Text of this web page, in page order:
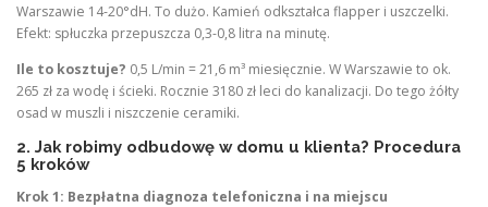
Warszawie 14-20°dH. To dużo. Kamień odkształca flapper i uszczelki.
Efekt: spłuczka przepuszcza 0,3-0,8 litra na minutę.
Ile to kosztuje? 0,5 L/min = 21,6 m³ miesięcznie. W Warszawie to ok.
265 zł za wodę i ścieki. Rocznie 3180 zł leci do kanalizacji. Do tego żółty
osad w muszli i niszczenie ceramiki.
2. Jak robimy odbudowę w domu u klienta? Procedura
5 kroków
Krok 1: Bezpłatna diagnoza telefoniczna i na miejscu